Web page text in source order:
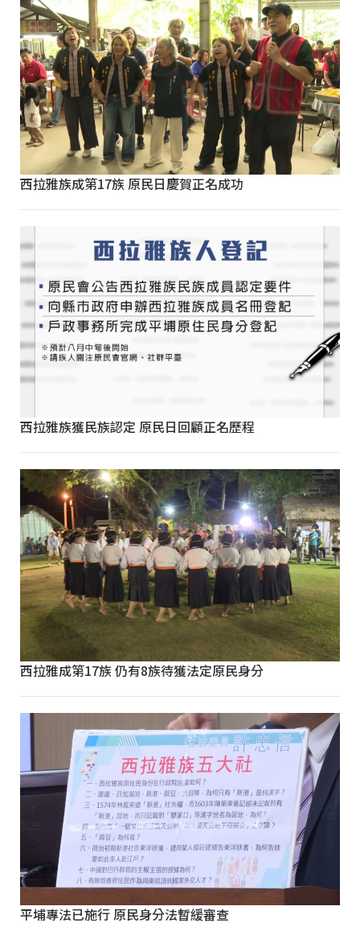
西拉雅族成第17族 原民日慶賀正名成功
西拉雅族獲民族認定 原民日回顧正名歷程
西拉雅成第17族 仍有8族待獲法定原民身分
平埔專法已施行 原民身分法暫緩審查